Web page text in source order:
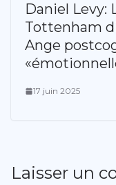
Daniel Levy:
Tottenham
Ange
17 juin 2025
Laisser un